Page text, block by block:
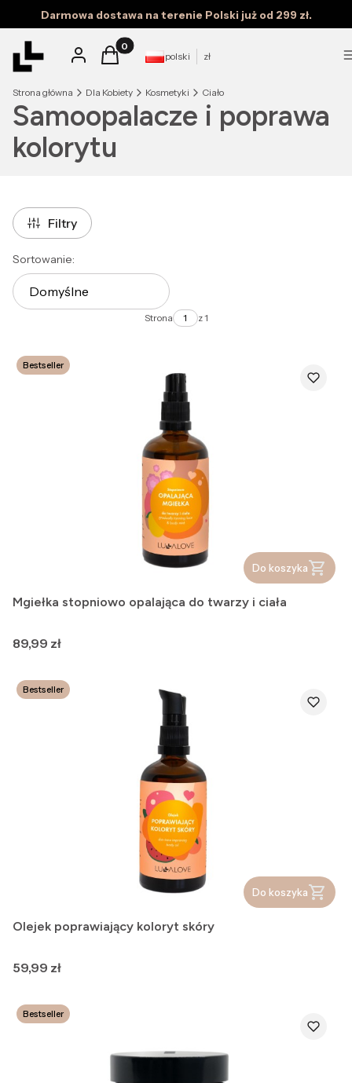
Darmowa dostawa na terenie Polski już od 299 zł.
Zaloguj sięProdukty w koszyku: 0. Zobacz szczegóły
Koszyk polski zł
Strona główna Dla Kobiety Kosmetyki Ciało
Samoopalacze i poprawa
kolorytu
Filtry
Lista produktów
Sortowanie:
Domyślne
Strona z 1
Bestseller
Do koszyka
Mgiełka stopniowo opalająca do twarzy i ciała
Cena
89,99 zł
Bestseller
Do koszyka
Olejek poprawiający koloryt skóry
Cena
59,99 zł
Bestseller